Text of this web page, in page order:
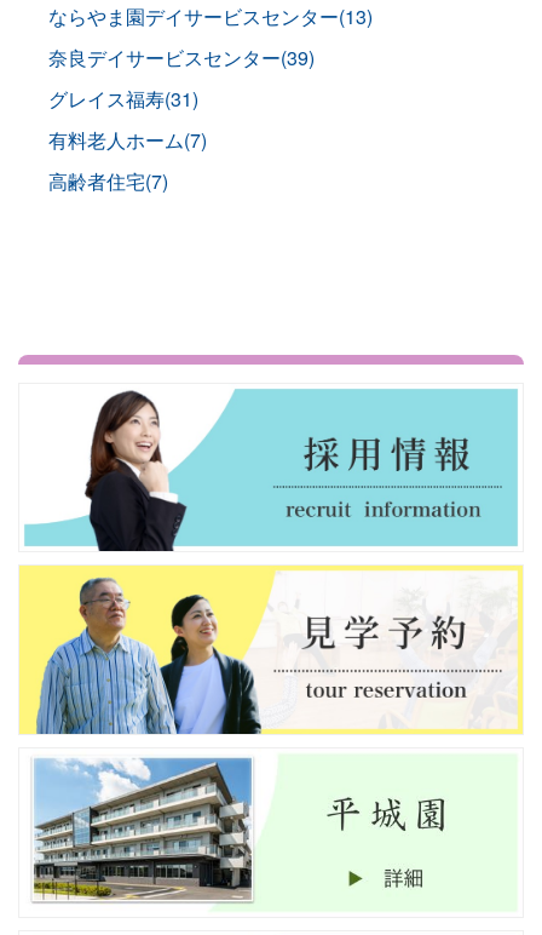
ならやま園デイサービスセンター(13)
奈良デイサービスセンター(39)
グレイス福寿(31)
有料老人ホーム(7)
高齢者住宅(7)